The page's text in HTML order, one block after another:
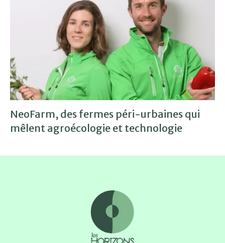
NeoFarm, des fermes péri-urbaines qui
mêlent agroécologie et technologie